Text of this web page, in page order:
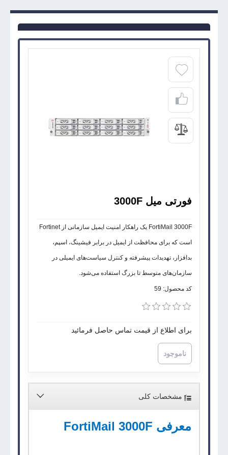
فورتی میل 3000F
FortiMail 3000F یک راهکار امنیت ایمیل سازمانی از Fortinet
است که برای محافظت از ایمیل در برابر فیشینگ، اسپم،
بدافزار، تهدیدات پیشرفته و کنترل سیاست‌های ایمیلی در
سازمان‌های متوسط تا بزرگ استفاده می‌شود.
کد محصول: 59
برای اطلاع از قیمت تماس حاصل فرمائید
ناموجود
مشخصات کلی
معرفی FortiMail 3000F